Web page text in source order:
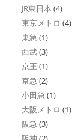
JR東日本 (4)
東京メトロ (4)
東急 (1)
西武(3)
京王 (1)
京急 (2)
小田急 (1)
大阪メトロ (1)
阪急 (3)